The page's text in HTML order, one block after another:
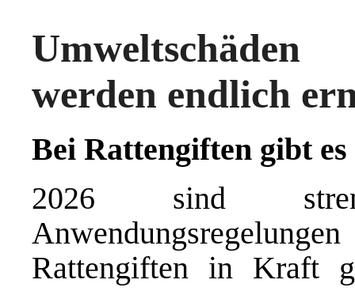
werden endlich
Bei Rattengiften gibt es
2026 sind
Rattengiften in Kraft